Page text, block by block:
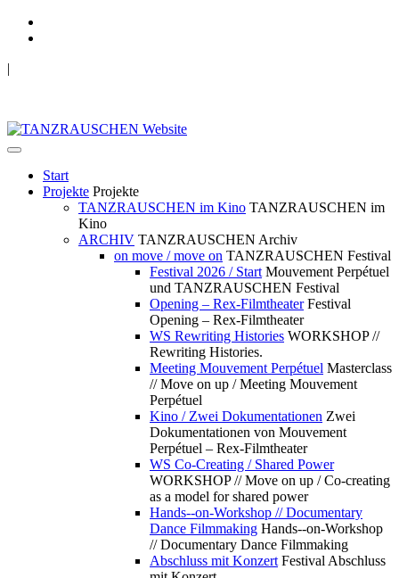
|
Start
Projekte Projekte
TANZRAUSCHEN im Kino TANZRAUSCHEN im
Kino
ARCHIV TANZRAUSCHEN Archiv
on move / move on TANZRAUSCHEN Festival
Festival 2026 / Start Mouvement Perpétuel
und TANZRAUSCHEN Festival
Opening – Rex-Filmtheater Festival
Opening – Rex-Filmtheater
WS Rewriting Histories WORKSHOP //
Rewriting Histories.
Meeting Mouvement Perpétuel Masterclass
// Move on up / Meeting Mouvement
Perpétuel
Kino / Zwei Dokumentationen Zwei
Dokumentationen von Mouvement
Perpétuel – Rex-Filmtheater
WS Co-Creating / Shared Power
WORKSHOP // Move on up / Co-creating
as a model for shared power
Hands--on-Workshop // Documentary
Dance Filmmaking Hands--on-Workshop
// Documentary Dance Filmmaking
Abschluss mit Konzert Festival Abschluss